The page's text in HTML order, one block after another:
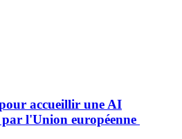
accueillir une AI
l'Union européenne